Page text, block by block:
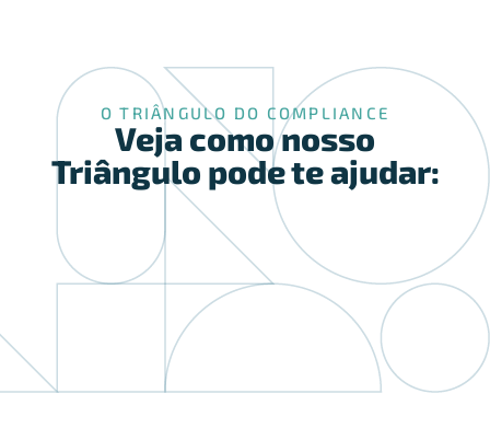
O TRIÂNGULO DO COMPLIANCE
Veja como nosso
Triângulo pode te ajudar: